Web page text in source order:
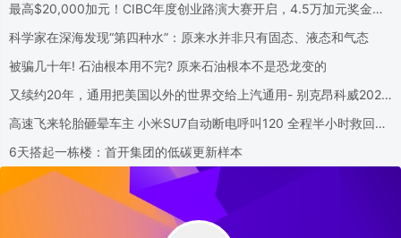
最高$20,000加元！CIBC年度创业路演大赛开启，4.5万加元奖金池
科学家在深海发现“第四种水”：原来水并非只有固态、液态和气态
被骗几十年! 石油根本用不完? 原来石油根本不是恐龙变的
又续约20年，通用把美国以外的世界交给上汽通用- 别克昂科威2026
高速飞来轮胎砸晕车主 小米SU7自动断电呼叫120 全程半小时救回一
6天搭起一栋楼：首开集团的低碳更新样本